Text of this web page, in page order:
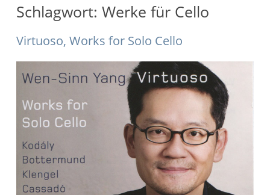
Schlagwort: Werke für Cello
Virtuoso, Works for Solo Cello